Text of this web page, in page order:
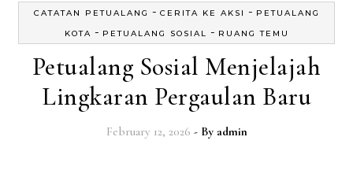
CATATAN PETUALANG - CERITA KE AKSI - PETUALANG
KOTA - PETUALANG SOSIAL - RUANG TEMU
Petualang Sosial Menjelajah
Lingkaran Pergaulan Baru
February 12, 2026 - By admin